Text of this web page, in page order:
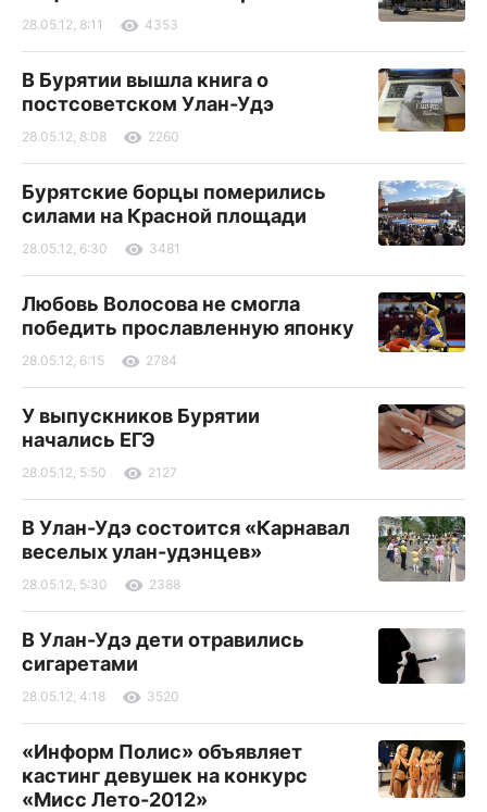
28.05.12, 8:11 4353
В Бурятии вышла книга о
постсоветском Улан-Удэ
28.05.12, 8:08 2260
Бурятские борцы померились
силами на Красной площади
28.05.12, 6:30 3481
Любовь Волосова не смогла
победить прославленную японку
28.05.12, 6:15 2784
У выпускников Бурятии
начались ЕГЭ
28.05.12, 5:50 2127
В Улан-Удэ состоится «Карнавал
веселых улан-удэнцев»
28.05.12, 5:30 2388
В Улан-Удэ дети отравились
сигаретами
28.05.12, 4:18 3520
«Информ Полис» объявляет
кастинг девушек на конкурс
«Мисс Лето-2012»